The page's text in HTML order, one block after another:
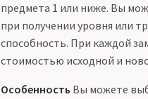
предмета 1 или ниже. Вы
при получении уровня или
способность. При каждой
стоимостью исходной и
Особенность Вы можете